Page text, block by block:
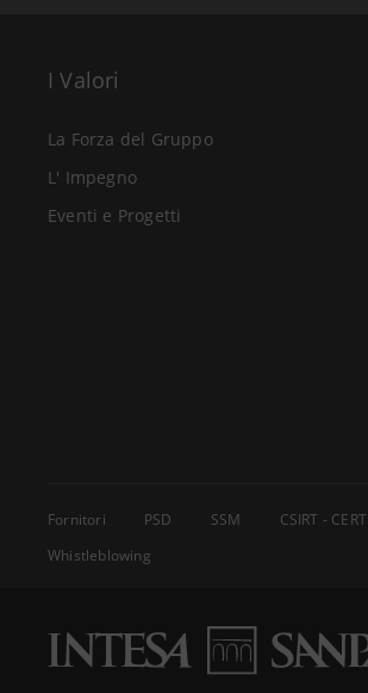
I Valori
La Forza del Gruppo
L' Impegno
Eventi e Progetti
Fornitori PSD SSM CSIRT - CERT
Whistleblowing